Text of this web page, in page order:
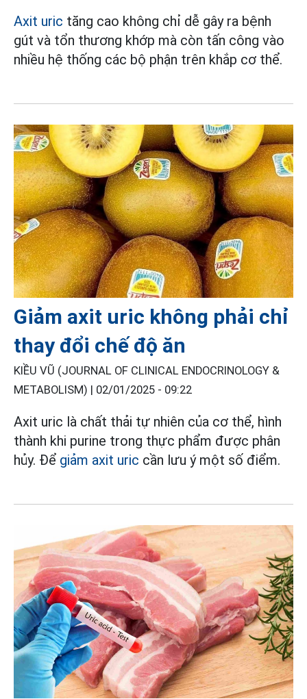
Axit uric tăng cao không chỉ dễ gây ra bệnh
gút và tổn thương khớp mà còn tấn công vào
nhiều hệ thống các bộ phận trên khắp cơ thể.
Giảm axit uric không phải chỉ
thay đổi chế độ ăn
KIỀU VŨ (JOURNAL OF CLINICAL ENDOCRINOLOGY &
METABOLISM) | 02/01/2025 - 09:22
Axit uric là chất thải tự nhiên của cơ thể, hình
thành khi purine trong thực phẩm được phân
hủy. Để giảm axit uric cần lưu ý một số điểm.